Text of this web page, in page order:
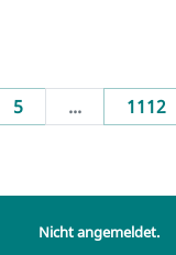
5 ... 1112
Nicht angemeldet.